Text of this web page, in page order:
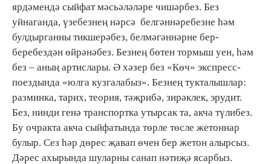
ярдәмендә сыйфат мәсьәләләре чишәрбез. Без
уйнаганда, үзебезнең нәрсә белгәннәребезне һәм
булдырганны тикшерәбез, белмәгәннәрне бер-
беребездән өйрәнәбез. Безнең бөтен тормыш уен, һәм
без – аның артислары. Ә хәзер без «Көч» экспресс-
поездында «юлга кузгалабыз». Безнең тукталышлар:
разминка, тарих, теория, тәҗрибә, зирәклек, эрудит.
Без, нинди генә транспортка утырсак та, акча түлибез.
Бу очракта акча сыйфатында төрле төсле жетоннар
булыр. Сез һәр дөрес җавап өчен бер жетон алырсыз.
Дәрес ахырында шуларны санап нәтиҗә ясарбыз.